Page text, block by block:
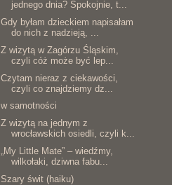
jednego dnia? Spokojnie, t...
Gdy byłam dzieckiem napisałam
do nich z nadzieją, ...
Z wizytą w Zagórzu Śląskim,
czyli cóż może być lep...
Czytam nieraz z ciekawości,
czyli co znajdziemy dz...
w samotności
Z wizytą na jednym z
wrocławskich osiedli, czyli k...
„My Little Mate” – wiedźmy,
wilkołaki, dziwna fabu...
Szary świt (haiku)